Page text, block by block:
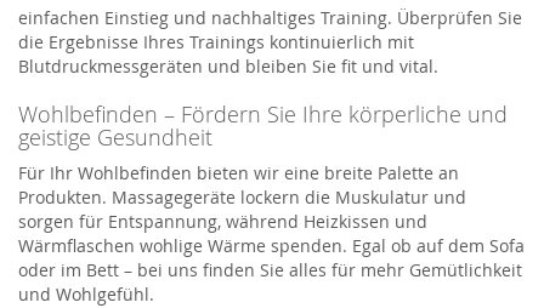
einfachen Einstieg und nachhaltiges Training. Überprüfen Sie
die Ergebnisse Ihres Trainings kontinuierlich mit
Blutdruckmessgeräten und bleiben Sie fit und vital.
Wohlbefinden – Fördern Sie Ihre körperliche und
geistige Gesundheit
Für Ihr Wohlbefinden bieten wir eine breite Palette an
Produkten. Massagegeräte lockern die Muskulatur und
sorgen für Entspannung, während Heizkissen und
Wärmflaschen wohlige Wärme spenden. Egal ob auf dem Sofa
oder im Bett – bei uns finden Sie alles für mehr Gemütlichkeit
und Wohlgefühl.